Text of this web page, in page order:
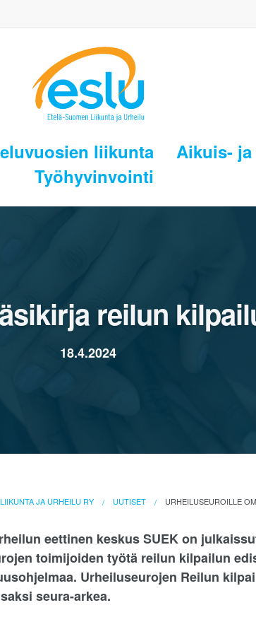
liikunta Aikuis-
Työhyvinvointi
reilun
18.4.2024
JA URHEILU RY UUTISET URHEILUSEUROILLE
eettinen keskus SUEK on
toimijoiden työtä reilun kilpailun
Urheiluseurojen Reilun
seura-arkea.